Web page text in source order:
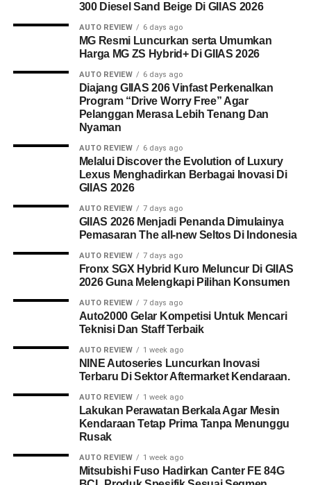
300 Diesel Sand Beige Di GIIAS 2026
AUTO REVIEW 6 days ago
MG Resmi Luncurkan serta Umumkan
Harga MG ZS Hybrid+ Di GIIAS 2026
AUTO REVIEW 6 days ago
Diajang GIIAS 206 Vinfast Perkenalkan
Program “Drive Worry Free” Agar
Pelanggan Merasa Lebih Tenang Dan
Nyaman
AUTO REVIEW 6 days ago
Melalui Discover the Evolution of Luxury
Lexus Menghadirkan Berbagai Inovasi Di
GIIAS 2026
AUTO REVIEW 7 days ago
GIIAS 2026 Menjadi Penanda Dimulainya
Pemasaran The all-new Seltos Di Indonesia
AUTO REVIEW 7 days ago
Fronx SGX Hybrid Kuro Meluncur Di GIIAS
2026 Guna Melengkapi Pilihan Konsumen
AUTO REVIEW 7 days ago
Auto2000 Gelar Kompetisi Untuk Mencari
Teknisi Dan Staff Terbaik
AUTO REVIEW 1 week ago
NINE Autoseries Luncurkan Inovasi
Terbaru Di Sektor Aftermarket Kendaraan.
AUTO REVIEW 1 week ago
Lakukan Perawatan Berkala Agar Mesin
Kendaraan Tetap Prima Tanpa Menunggu
Rusak
AUTO REVIEW 1 week ago
Mitsubishi Fuso Hadirkan Canter FE 84G